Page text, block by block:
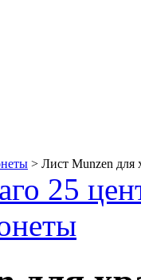
> Лист Munzen для
25